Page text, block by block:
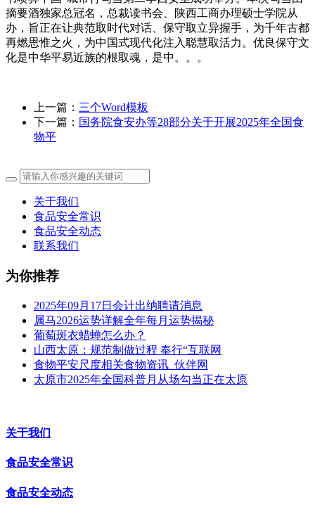
摘要酒独家总冠名，总裁读书会、陕西工商办理硕士学院从
办，旨正在让典范取时代对话、保守取立异握手，为千年古都
再燃思惟之火，为中国式现代化注入聪慧取活力。优良保守文
化是中华平易近族的根取魂，是中。。。
上一篇： 三个Word模板
下一篇： 国务院食安办等28部分关于开展2025年全国食
物平
关于我们
食品安全常识
食品安全动态
联系我们
为你推荐
2025年09月17日会计出纳聘请消息
属马2026运势详解全年每月运势揭秘
葡萄斑衣蜡蝉怎么办？
山西太原：规范制做过程 奉行“互联网
食物平安尺度相关食物资讯_伙伴网
太原市2025年全国科普月从场勾当正在太原
关于我们
食品安全常识
食品安全动态